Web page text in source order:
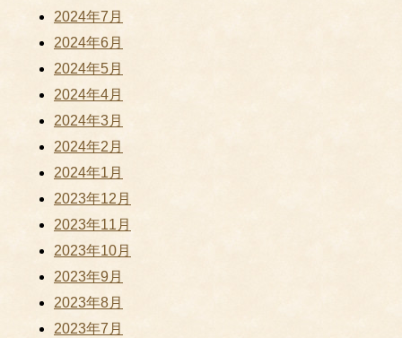
2024年7月
2024年6月
2024年5月
2024年4月
2024年3月
2024年2月
2024年1月
2023年12月
2023年11月
2023年10月
2023年9月
2023年8月
2023年7月